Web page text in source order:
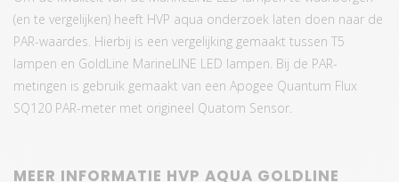
(en te vergelijken) heeft HVP aqua onderzoek laten doen naar de
PAR-waardes. Hierbij is een vergelijking gemaakt tussen T5
lampen en GoldLine MarineLINE LED lampen. Bij de PAR-
metingen is gebruik gemaakt van een Apogee Quantum Flux
SQ120 PAR-meter met origineel Quatom Sensor.
MEER INFORMATIE HVP AQUA GOLDLINE